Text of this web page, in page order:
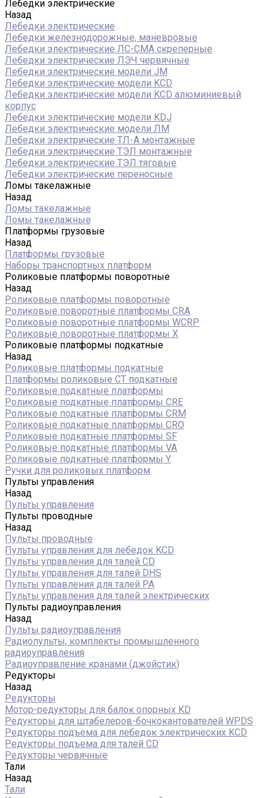
Лебедки электрические
Назад
Лебедки электрические
Лебедки железнодорожные, маневровые
Лебедки электрические ЛС-СМА скреперные
Лебедки электрические ЛЭЧ червячные
Лебедки электрические модели JM
Лебедки электрические модели KCD
Лебедки электрические модели KCD алюминиевый
корпус
Лебедки электрические модели KDJ
Лебедки электрические модели ЛМ
Лебедки электрические ТЛ-А монтажные
Лебедки электрические ТЭЛ монтажные
Лебедки электрические ТЭЛ тяговые
Лебедки электрические переносные
Ломы такелажные
Назад
Ломы такелажные
Ломы такелажные
Платформы грузовые
Назад
Платформы грузовые
Наборы транспортных платформ
Роликовые платформы поворотные
Назад
Роликовые платформы поворотные
Роликовые поворотные платформы CRA
Роликовые поворотные платформы WCRP
Роликовые поворотные платформы X
Роликовые платформы подкатные
Назад
Роликовые платформы подкатные
Платформы роликовые СТ подкатные
Роликовые подкатные платформы
Роликовые подкатные платформы CRE
Роликовые подкатные платформы CRM
Роликовые подкатные платформы CRO
Роликовые подкатные платформы SF
Роликовые подкатные платформы VA
Роликовые подкатные платформы Y
Ручки для роликовых платформ
Пульты управления
Назад
Пульты управления
Пульты проводные
Назад
Пульты проводные
Пульты управления для лебедок KCD
Пульты управления для талей CD
Пульты управления для талей DHS
Пульты управления для талей РА
Пульты управления для талей электрических
Пульты радиоуправления
Назад
Пульты радиоуправления
Радиопульты, комплекты промышленного
радиоуправления
Радиоуправление кранами (джойстик)
Редукторы
Назад
Редукторы
Мотор-редукторы для балок опорных KD
Редукторы для штабелеров-бочкокантователей WPDS
Редукторы подъема для лебедок электрических KCD
Редукторы подъема для талей CD
Редукторы червячные
Тали
Назад
Тали